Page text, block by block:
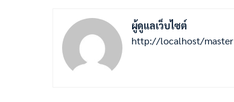
ผู้ดูแลเว็บไซต์
http://localhost/master